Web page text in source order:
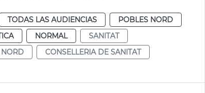
TODAS LAS AUDIENCIAS
POBLES NORD
NORMAL
SANITAT
CONSELLERIA DE SANITAT